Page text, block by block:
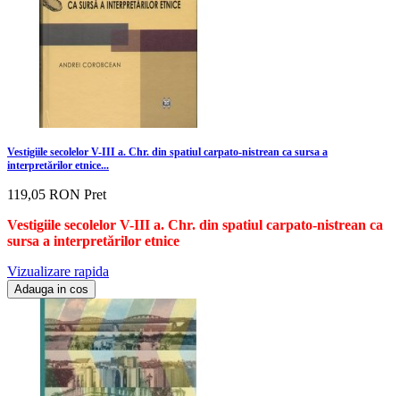
Vestigiile secolelor V-III a. Chr. din spatiul carpato-nistrean ca sursa a
interpretărilor etnice...
119,05 RON Pret
Vestigiile secolelor V-III a. Chr. din spatiul carpato-nistrean ca
sursa a interpretărilor etnice
Vizualizare rapida
Adauga in cos